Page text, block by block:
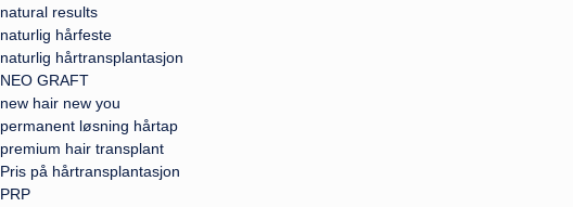
natural results
naturlig hårfeste
naturlig hårtransplantasjon
NEO GRAFT
new hair new you
permanent løsning hårtap
premium hair transplant
Pris på hårtransplantasjon
PRP